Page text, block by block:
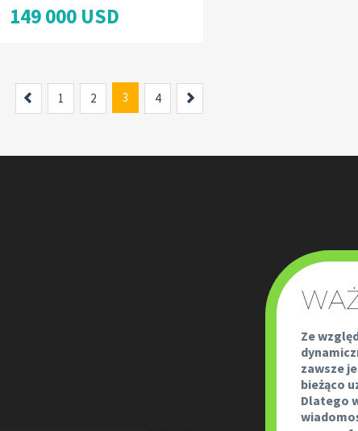
149 000 USD
Previous
1 2 3 4
Ze
zawsze
bieżąco
Dlatego